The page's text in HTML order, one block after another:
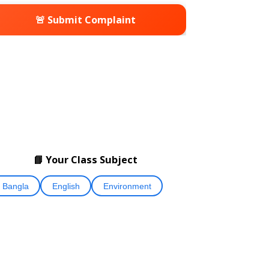
🚨 Submit Complaint
📘 Your Class Subject
Bangla English Environment